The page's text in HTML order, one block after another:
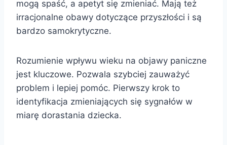
mogą spaść, a apetyt się zmieniać. Mają też
irracjonalne obawy dotyczące przyszłości i są
bardzo samokrytyczne.
Rozumienie wpływu wieku na objawy paniczne
jest kluczowe. Pozwala szybciej zauważyć
problem i lepiej pomóc. Pierwszy krok to
identyfikacja zmieniających się sygnałów w
miarę dorastania dziecka.